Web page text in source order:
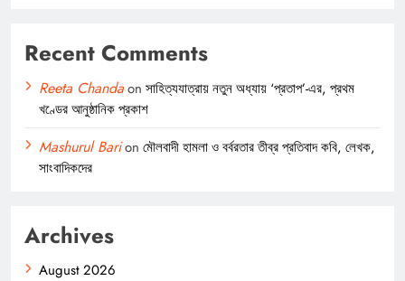
Recent Comments
Reeta Chandaon সাহিত্যযাত্রায় নতুন অধ্যায় ‘প্রতাপ’-এর, প্রথম
খণ্ডের আনুষ্ঠানিক প্রকাশ
Mashurul Barion মৌলবাদী হামলা ও বর্বরতার তীব্র প্রতিবাদ কবি, লেখক,
সাংবাদিকদের
Archives
August 2026